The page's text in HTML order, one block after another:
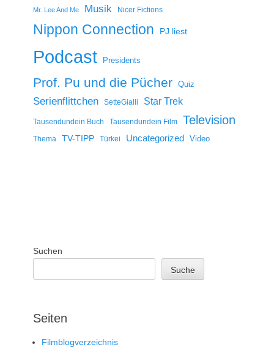
Mr. Lee And Me Musik Nicer Fictions
Nippon Connection PJ liest
Podcast Presidents
Prof. Pu und die Pücher Quiz
Serienflittchen SetteGialli Star Trek
Tausendundein Buch Tausendundein Film Television
Thema TV-TIPP Türkei Uncategorized Video
Suchen
Suche
Seiten
Filmblogverzeichnis